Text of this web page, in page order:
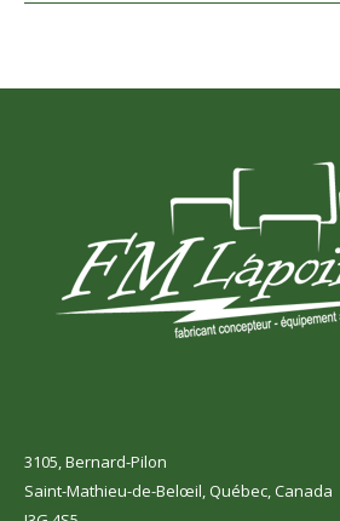
3105, Bernard-Pilon
Saint-Mathieu-de-Belœil, Québec, Canada